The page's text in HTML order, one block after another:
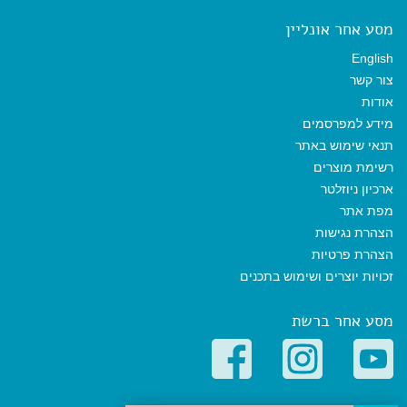
מסע אחר אונליין
English
צור קשר
אודות
מידע למפרסמים
תנאי שימוש באתר
רשימת מוצרים
ארכיון ניוזלטר
מפת אתר
הצהרת נגישות
הצהרת פרטיות
זכויות יוצרים ושימוש בתכנים
מסע אחר ברשת